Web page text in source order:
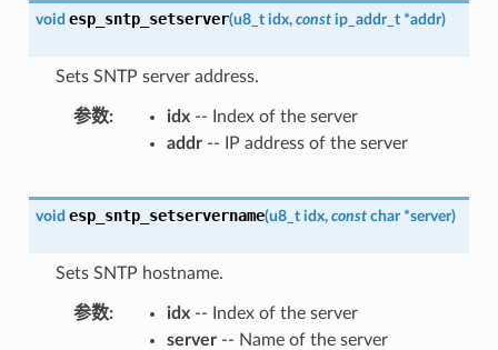
void esp_sntp_setserver(u8_t idx, const ip_addr_t *addr)
Sets SNTP server address.
参数 idx-- Index of the server
addr-- IP address of the server
void esp_sntp_setservername(u8_t idx, const char *server)
Sets SNTP hostname.
参数 idx-- Index of the server
server-- Name of the server